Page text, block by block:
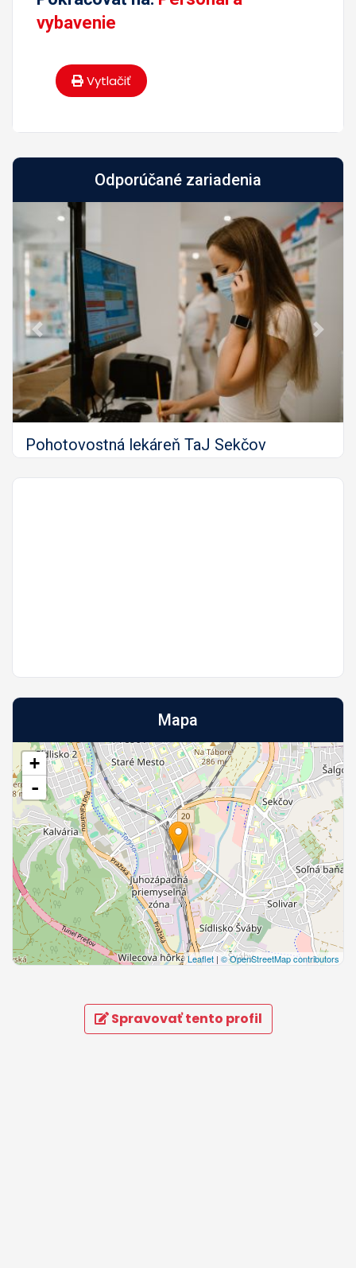
vybavenie
Vytlačiť
Odporúčané zariadenia
Pohotovostná lekáreň TaJ Sekčov
Predch.
Mapa
+
-
Leaflet | © OpenStreetMap contributors
Spravovať tento profil